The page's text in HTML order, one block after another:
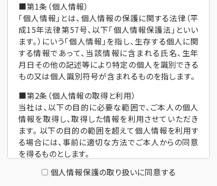
■第1条（個人情報）
「個人情報」とは、個人情報の保護に関する法律（平
成15年法律第57号、以下「個人情報保護法」といい
ます。）にいう「個人情報」を指し、生存する個人に関
する情報であって、当該情報に含まれる氏名、生年
月日その他の記述等により特定の個人を識別できる
もの又は個人識別符号が含まれるものを指します。
■第2条（個人情報の取得と利用）
当社は、以下の目的に必要な範囲で、ご本人の個⼈
情報を取得し、取得した情報を利用させていただき
ます。 以下の⽬的の範囲を超えて個⼈情報を利⽤す
る場合には、事前に適切な⽅法でご本人からの同意
を得るものとします。
お問い合わせへの対応。
個人情報保護の取り扱いに同意する